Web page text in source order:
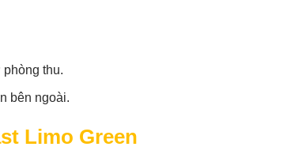
thu.
bên ngoài.
Limo Green